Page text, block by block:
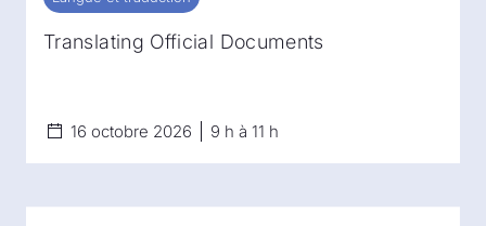
Translating Official Documents
16 octobre 2026 9 h à 11 h